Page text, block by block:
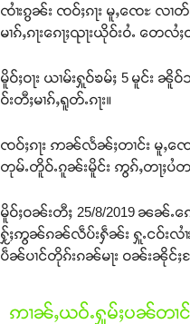
ၸၢႆးၵွၼ်း ၸဝ်ႈၵႃး မူႇၸေႊ လၢ
မၢၵ်ႇၵႃးၵေႃႈၺႃးယိုဝ်းဝႆႉ တေ
မိူဝ်ႈဝႃး ယၢမ်းႁူဝ်ၶမ်ႈ 5 မူင်း
ဝ်းတီႈမၢၵ်ႇရူတ်ႉၵႃး။
ၸဝ်ႈၵႃး ဢၼ်လႅၼ်ႈတၢင်း မူႇ
တုမ်ႉတိူဝ်ႉၵူၼ်းမိူင်း ဢွၵ်ႇတႃႈပႆတ
မိူဝ်ႈဝၼ်းတီႈ 25/8/2019 ၼၼ်ႉ
ႁႂ်ႈဢွၼ်ၵၼ်လဵပ်းႁဵၼ်း ႁူႉငဝ်းလၢႆ
ပဵၼ်ပၢင်တိုၵ်းၵၼ်မႃး ဝၼ်းၼိုင်ႈလ
ဢၢၼ်ႇယဝ်ႉႁူမ်ႈပၼ်တ